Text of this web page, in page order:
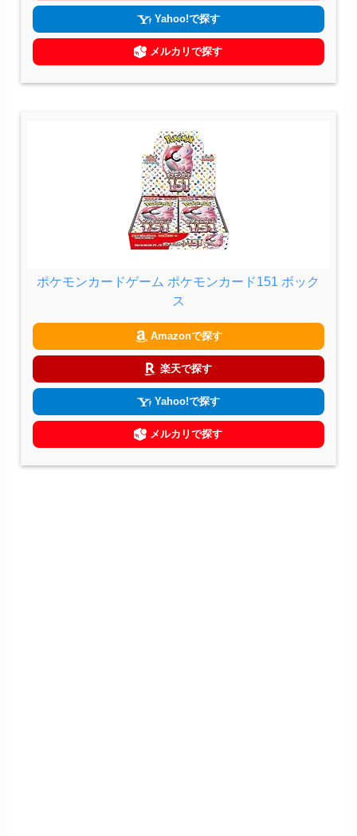
Yahoo!で探す
メルカリで探す
ポケモンカードゲーム ポケモンカード151 ボック
ス
Amazonで探す
楽天で探す
Yahoo!で探す
メルカリで探す